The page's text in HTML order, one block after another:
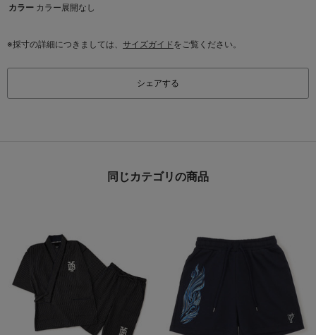
カラー カラー展開なし
※採寸の詳細につきましては、 サイズガイドをご覧ください。
シェアする
同じカテゴリの商品